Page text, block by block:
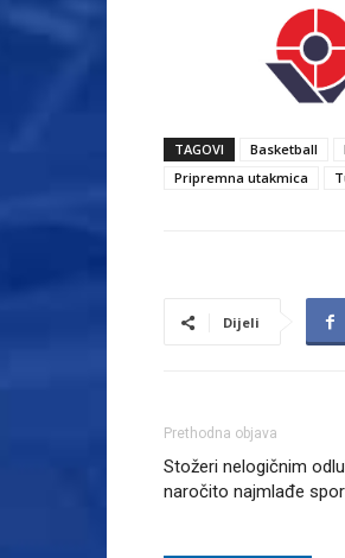
TAGOVI Basketball
Pripremna utakmica
Dijeli
Prethodna objava
Stožeri nelogičnim
naročito najmlađe